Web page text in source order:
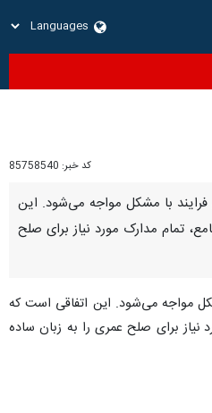
کد خبر: 85758540
فرایند با مشکل مواجه می‌شود. این
تمام مدارک مورد نیاز برای صلح
مواجه می‌شود. این اتفاقی است که
نیاز برای صلح عمری را به زبان ساده